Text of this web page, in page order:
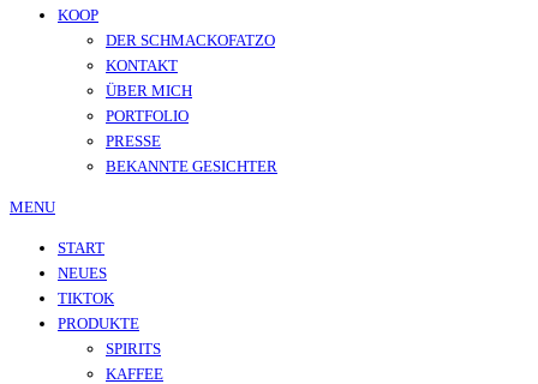
KOOP
DER SCHMACKOFATZO
KONTAKT
ÜBER MICH
PORTFOLIO
PRESSE
BEKANNTE GESICHTER
MENU
START
NEUES
TIKTOK
PRODUKTE
SPIRITS
KAFFEE